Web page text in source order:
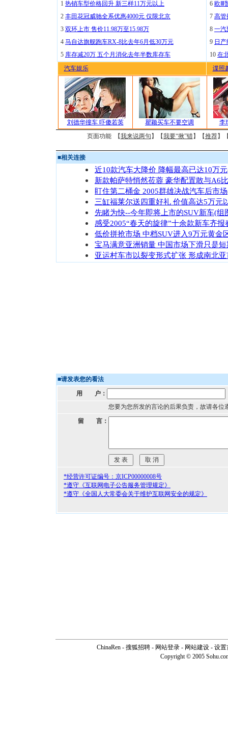
1 热销车型价格回升 新三样11万元以上
2 丰田花冠威驰全系优惠4000元 仅限北京
3 双环上市 售价11.98万至15.98万
4 马自达旗舰跑车RX-8比去年6月低30万元
5 库存减20万 五个月消化去年半数库存车
6 欧Ⅲ
7 高管
8 一汽
9 日
10 在
汽车娱乐
谍照
刘德华撞车 吓傻若英 瞿颖买车不要空调
李
页面功能 【我来说两句 】【我要“揪”错】【推荐】
■相关连接
近10款汽车大降价 降幅最高已达10万元
新款帕萨特悄然莅蓉 豪华配置敢与A6
盯住第二桶金 2005群雄决战汽车后市场
三缸福莱尔送四重好礼 价值高达5万元
先睹为快--今年即将上市的SUV新车(组
感受2005“春天的旋律”十余款新车齐报
低价拼抢市场 中档SUV进入9万元黄金
宝马满意亚洲销量 中国市场下滑只是短
亚运村车市以裂变形式扩张 形成南北亚
■请发表您的看法
用 户：
您要为您所发的言论的后果负责，故请各位
留 言：
*经营许可证编号：京ICP00000008号
*遵守《互联网电子公告服务管理规定》
*遵守《全国人大常委会关于维护互联网安全的规定》
ChinaRen - 搜狐招聘 - 网站登录 - 网站建设 - 设置
Copyright © 2005